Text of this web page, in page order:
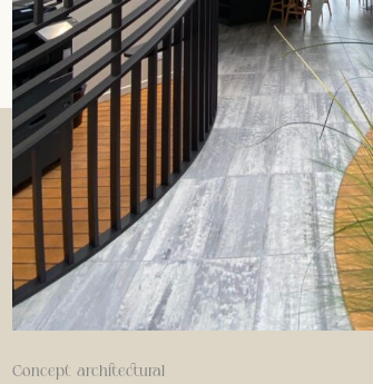
Concept architectural